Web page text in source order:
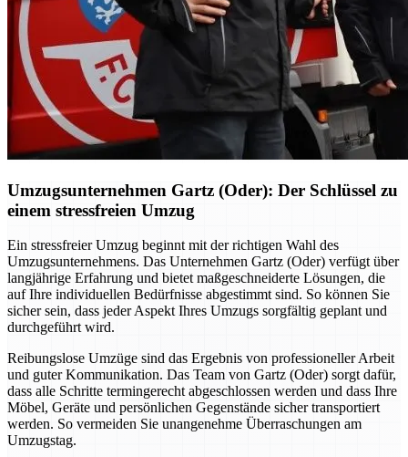
Umzugsunternehmen Gartz (Oder): Der Schlüssel zu
einem stressfreien Umzug
Ein stressfreier Umzug beginnt mit der richtigen Wahl des
Umzugsunternehmens. Das Unternehmen Gartz (Oder) verfügt über
langjährige Erfahrung und bietet maßgeschneiderte Lösungen, die
auf Ihre individuellen Bedürfnisse abgestimmt sind. So können Sie
sicher sein, dass jeder Aspekt Ihres Umzugs sorgfältig geplant und
durchgeführt wird.
Reibungslose Umzüge sind das Ergebnis von professioneller Arbeit
und guter Kommunikation. Das Team von Gartz (Oder) sorgt dafür,
dass alle Schritte termingerecht abgeschlossen werden und dass Ihre
Möbel, Geräte und persönlichen Gegenstände sicher transportiert
werden. So vermeiden Sie unangenehme Überraschungen am
Umzugstag.